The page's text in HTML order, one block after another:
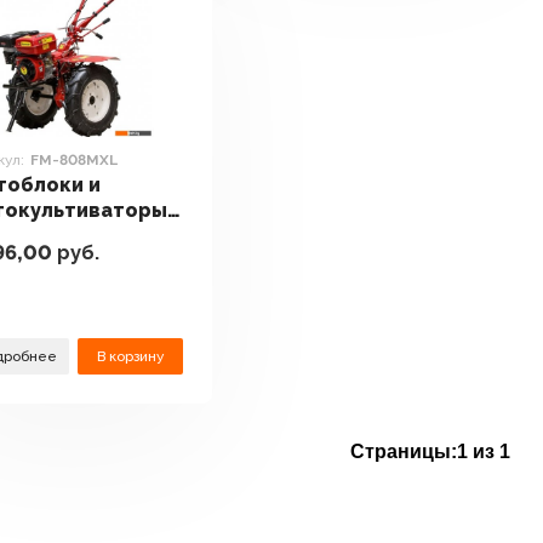
FM-808MXL
и
руб.
В корзину
Страницы:1 из 1